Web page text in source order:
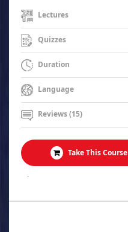
Lectures
Quizzes
Duration
Language
Reviews (15)
Take This Course
.